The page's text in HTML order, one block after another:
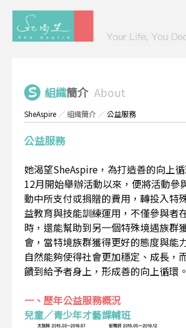
組織簡介 About
SheAspire ／組織簡介 ／公益服務
公益服務
她渴望SheAspire，為打造善的向上
12月開始舉辦活動以來，便將活動參
動中所支付或捐贈的費用，轉投入特
益教育與技能訓練運用，不僅參與者
時，還能幫助到另一個特殊境遇族群
會，當特境族群獲得更好的態度與能
自然能夠使得社會更加穩定、成長，
饋到給予者身上，形成善的向上循環。
一、歷年公益服務概況
兒童／青少年才藝課輔班